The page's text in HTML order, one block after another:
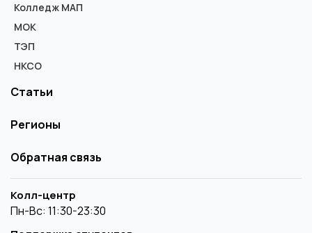
Колледж МАП
МОК
ТЭП
НКСО
Статьи
Регионы
Обратная связь
Колл-центр
Пн-Вс: 11:30-23:30